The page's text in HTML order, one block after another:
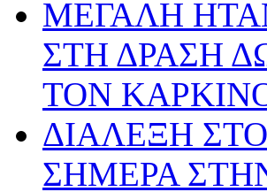
ΜΕΓΑΛΗ
ΣΤΗ ΔΡΑΣΗ
ΤΟΝ
ΔΙΑΛΕΞΗ
ΣΗΜΕΡΑ